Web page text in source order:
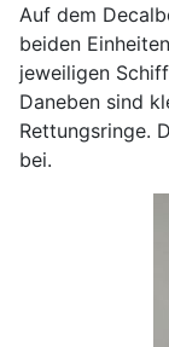
Auf dem
beiden
jeweiligen
Daneben sind
Rettungsringe.
bei.